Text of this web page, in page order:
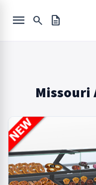
description
search
menu
Missouri